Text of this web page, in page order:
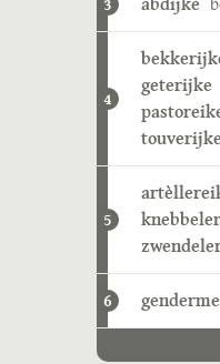
4
geterijke
touverijke
5
6